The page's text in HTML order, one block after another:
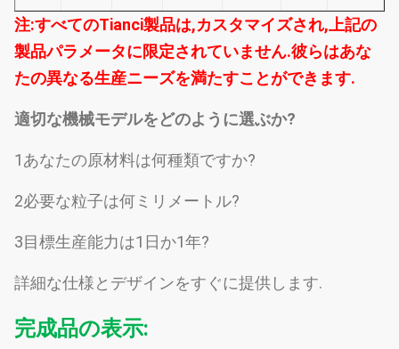
注:すべてのTianci製品は,カスタマイズされ,上記の
製品パラメータに限定されていません.彼らはあな
たの異なる生産ニーズを満たすことができます.
適切な機械モデルをどのように選ぶか?
1あなたの原材料は何種類ですか?
2必要な粒子は何ミリメートル?
3目標生産能力は1日か1年?
詳細な仕様とデザインをすぐに提供します.
完成品の表示: